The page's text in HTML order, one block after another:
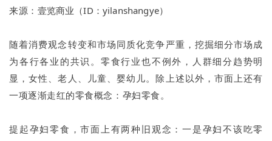
来源： 壹览商业 （ID：yilanshangye）
随着消费观念转变和市场同质化竞争严重，挖掘细分市场成
为各行各业的共识。零食行业也不例外，人群细分趋势明
显，女性、老人、儿童、婴幼儿。除上述以外，市面上还有
一项逐渐走红的零食概念：孕妇零食。
提起孕妇零食，市面上有两种旧观念：一是孕妇不该吃零